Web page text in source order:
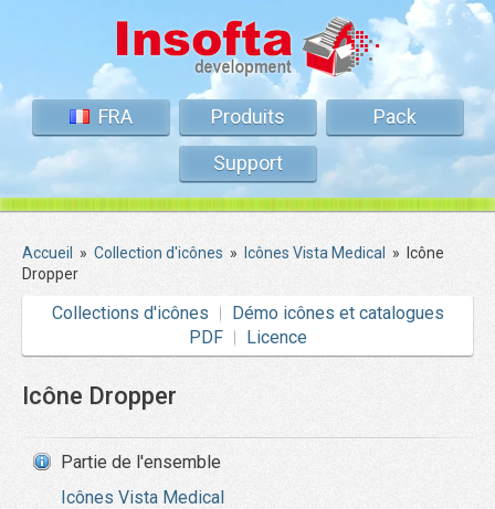
FRA Produits
Pack
Support
Accueil » Collection d'icônes » Icônes Vista Medical »
Icône
Dropper
Collections d'icônes
Démo icônes et catalogues
PDF
Licence
Icône Dropper
Partie de l'ensemble
Icônes Vista Medical